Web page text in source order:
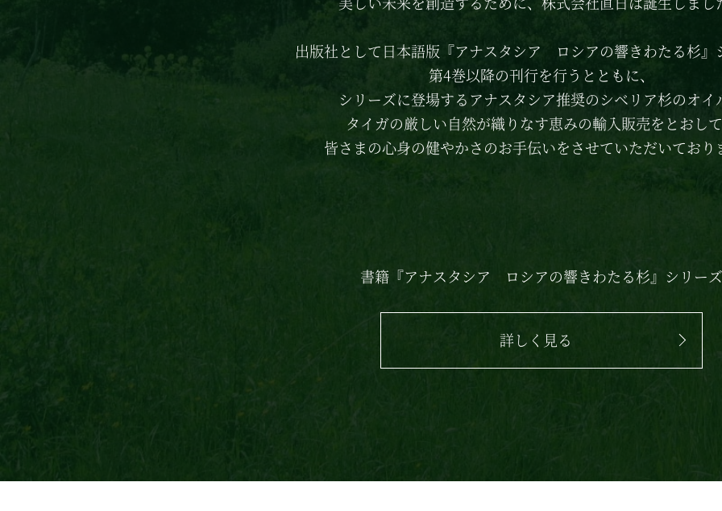
出版社として日本語版 『アナスタシア
ロシアの響きわたる杉』
第4巻以降の刊行を行うとともに、
シリーズに登場するアナスタシア推奨のシベリア杉のオイ
タイガの厳しい自然が織りなす恵みの輸入販売をとおし
皆さまの心身の健やかさのお手伝いをさせていただいており
書籍 『アナスタシア ロシアの響きわたる杉』シリーズ
詳しく見る